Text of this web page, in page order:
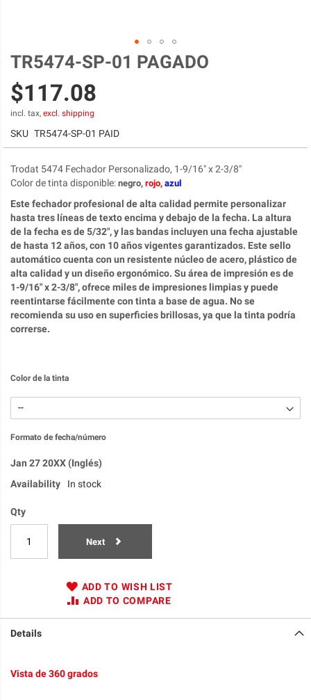
Skip
the
beginning
of
the
TR5474-SP-01 PAGADO
$117.08
incl. tax, excl. shipping
SKU TR5474-SP-01 PAID
Trodat 5474 Fechador Personalizado, 1-9/16" x 2-3/8"
Color de tinta disponible: negro, rojo, azul
Este fechador profesional de alta calidad permite personalizar
hasta tres líneas de texto encima y debajo de la fecha. La altura
de la fecha es de 5/32", y las bandas incluyen una fecha ajustable
de hasta 12 años, con 10 años vigentes garantizados. Este sello
automático cuenta con un resistente núcleo de acero, plástico de
alta calidad y un diseño ergonómico. Su área de impresión es de
1-9/16" x 2-3/8", ofrece miles de impresiones limpias y puede
reentintarse fácilmente con tinta a base de agua. No se
recomienda su uso en superficies brillosas, ya que la tinta podría
correrse.
Color de la tinta
Formato de fecha/número
Jan 27 20XX (Inglés)
Availability
In stock
Qty
Next
ADD TO WISH LIST
ADD TO COMPARE
Details
Vista de 360 grados